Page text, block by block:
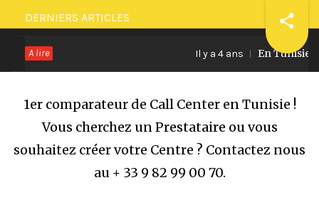
Passer
au
contenu
DERNIERS ARTICLES
A lire Il y a 4 ans En Tunisie,
1er comparateur de Call Center en Tunisie !
Vous cherchez un Prestataire ou vous
souhaitez créer votre Centre ? Contactez nous
au + 33 9 82 99 00 70.